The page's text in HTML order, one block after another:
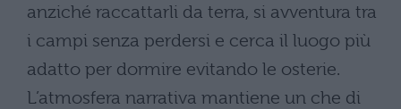
anziché raccattarli da terra, si avventura tra
i campi senza perdersi e cerca il luogo più
adatto per dormire evitando le osterie.
L’atmosfera narrativa mantiene un che di